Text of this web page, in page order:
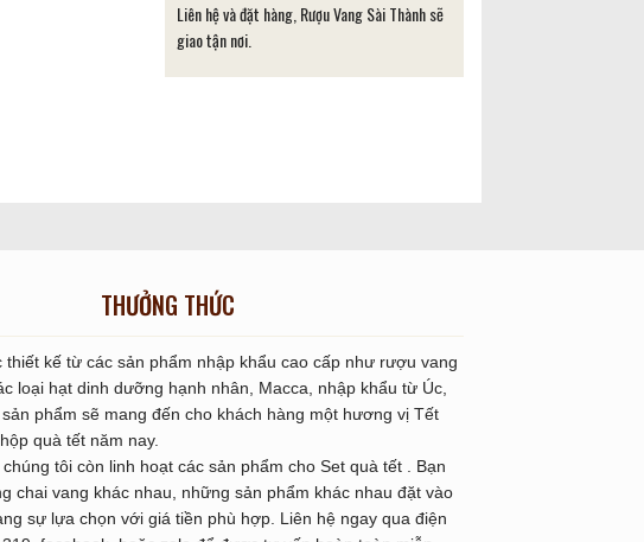
Liên hệ và đặt hàng, Rượu Vang Sài Thành sẽ
giao tận nơi.
THƯỞNG THỨC
thiết kế từ các sản phẩm nhập khẩu cao cấp như rượu vang
loại hạt dinh dưỡng hạnh nhân, Macca, nhập khẩu từ Úc,
phẩm sẽ mang đến cho khách hàng một hương vị Tết
quà tết năm nay.
tôi còn linh hoạt các sản phẩm cho Set quà tết . Bạn
chai vang khác nhau, những sản phẩm khác nhau đặt vào
sự lựa chọn với giá tiền phù hợp. Liên hệ ngay qua điện